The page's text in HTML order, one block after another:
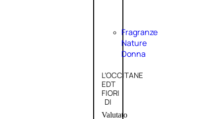
Fragranze
Nature
Donna
L’OCCITANE
EDT
FIORI
DI
Valutato